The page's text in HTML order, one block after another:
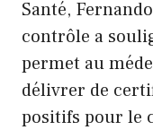
Santé,
contrôle a
permet au
délivrer de
positifs pour le